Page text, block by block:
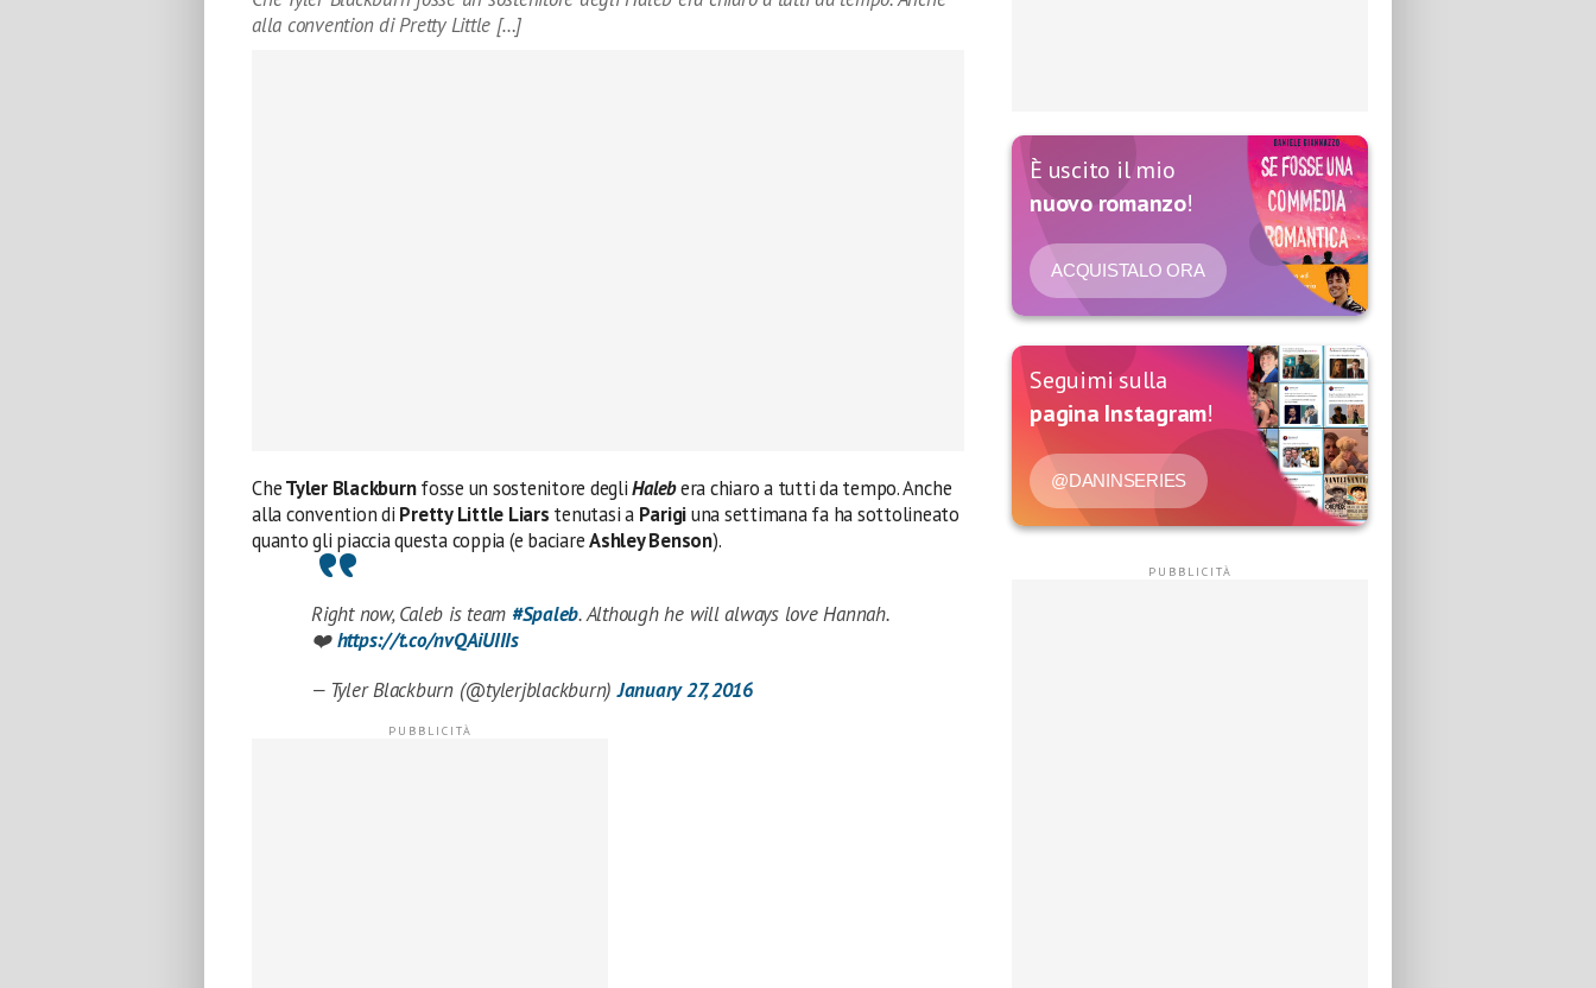
alla convention di Pretty Little […]
CheTyler Blackburnfosse un sostenitore degliHalebera chiaro a tutti da tempo. Anche
alla convention di Pretty Little Liars tenutasi a Parigiuna settimana fa ha sottolineato
quanto gli piaccia questa coppia (e baciareAshley Benson).
Right now, Caleb is team #Spaleb. Although he will always love Hannah.
❤️https://t.co/nvQAiUIIIs
— Tyler Blackburn (@tylerjblackburn)January 27, 2016
È uscito il mio
nuovo romanzo!
ACQUISTALO ORA
Seguimi sulla
pagina Instagram!
@DANINSERIES